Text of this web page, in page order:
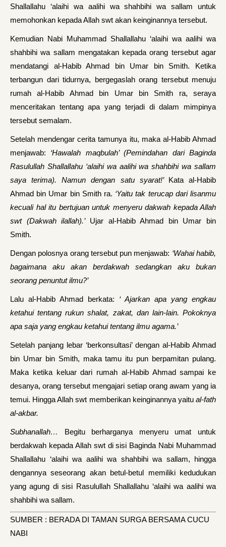
Shallallahu ‘alaihi wa aalihi wa shahbihi wa sallam untuk
memohonkan kepada Allah swt akan keinginannya tersebut.
Kemudian Nabi Muhammad Shallallahu ‘alaihi wa aalihi wa
shahbihi wa sallam mengatakan kepada orang tersebut agar
mendatangi al-Habib Ahmad bin Umar bin Smith. Ketika
terbangun dari tidurnya, bergegaslah orang tersebut menuju
rumah al-Habib Ahmad bin Umar bin Smith ra, seraya
menceritakan tentang apa yang terjadi di dalam mimpinya
tersebut semalam.
Setelah mendengar cerita tamunya itu, maka al-Habib Ahmad
menjawab: ‘Hawalah maqbulah’ (Pemindahan dari Baginda
Rasulullah Shallallahu ‘alaihi wa aalihi wa shahbihi wa sallam
saya terima). Namun dengan satu syarat!’ Kata al-Habib
Ahmad bin Umar bin Smith ra. ‘Yaitu tak terucap dari lisanmu
kecuali hal itu bertujuan untuk menyeru dakwah kepada Allah
swt (Dakwah ilallah).’ Ujar al-Habib Ahmad bin Umar bin
Smith.
Dengan polosnya orang tersebut pun menjawab: ‘Wahai habib,
bagaimana aku akan berdakwah sedangkan aku bukan
seorang penuntut ilmu?’
Lalu al-Habib Ahmad berkata: ‘ Ajarkan apa yang engkau
ketahui tentang rukun shalat, zakat, dan lain-lain. Pokoknya
apa saja yang engkau ketahui tentang ilmu agama.’
Setelah panjang lebar ‘berkonsultasi’ dengan al-Habib Ahmad
bin Umar bin Smith, maka tamu itu pun berpamitan pulang.
Maka ketika keluar dari rumah al-Habib Ahmad sampai ke
desanya, orang tersebut mengajari setiap orang awam yang ia
temui. Hingga Allah swt memberikan keinginannya yaitu al-fath
al-akbar.
Subhanallah… Begitu berharganya menyeru umat untuk
berdakwah kepada Allah swt di sisi Baginda Nabi Muhammad
Shallallahu ‘alaihi wa aalihi wa shahbihi wa sallam, hingga
dengannya seseorang akan betul-betul memiliki kedudukan
yang agung di sisi Rasulullah Shallallahu ‘alaihi wa aalihi wa
shahbihi wa sallam.
SUMBER : BERADA DI TAMAN SURGA BERSAMA CUCU
NABI